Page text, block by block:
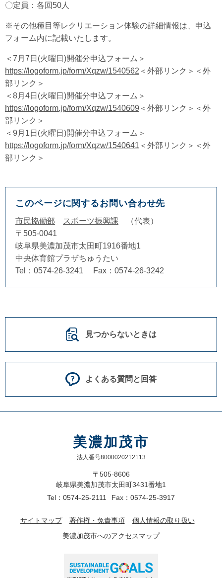
〇定員：各回50人
※その他種目等レクリエーション体験の詳細情報は、申込
フォーム内に記載いたします。
＜7月7日(火曜日)開催分申込フォーム＞
https://logoform.jp/form/Xqzw/1540562 ＜外部リンク＞ ＜外
部リンク＞
＜8月4日(火曜日)開催分申込フォーム＞
https://logoform.jp/form/Xqzw/1540609 ＜外部リンク＞ ＜外
部リンク＞
＜9月1日(火曜日)開催分申込フォーム＞
https://logoform.jp/form/Xqzw/1540641 ＜外部リンク＞ ＜外
部リンク＞
このページに関するお問い合わせ先
市民協働部 スポーツ振興課
代表
〒505-0041
岐阜県美濃加茂市太田町1916番地1
中央体育館プラザちゅうたい
Tel：0574-26-3241
Fax：0574-26-3242
見つからないときは
よくある質問と回答
美濃加茂市
法人番号8000020212113
〒505-8606
岐阜県美濃加茂市太田町3431番地1
Tel：0574-25-2111
Fax：0574-25-3917
サイトマップ 著作権・免責事項
個人情報の取り扱い
美濃加茂市へのアクセスマップ